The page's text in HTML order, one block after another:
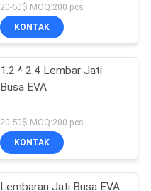
20-50$ MOQ:200 pcs
KONTAK
1.2 * 2.4 Lembar Jati
Busa EVA
20-50$ MOQ:200 pcs
KONTAK
Lembaran Jati Busa EVA